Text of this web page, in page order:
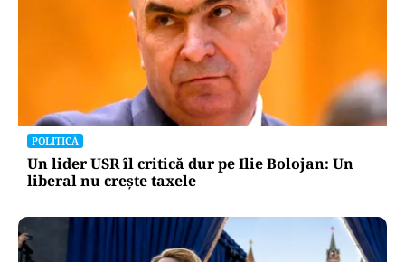
POLITICĂ
Un lider USR îl critică dur pe Ilie Bolojan: Un
liberal nu crește taxele